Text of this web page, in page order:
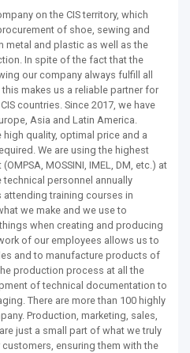
on the CIS territory, which
of shoe, sewing and
metal and plastic as well as the
In spite of the fact that the
our company always fulfill all
makes us a reliable partner for
countries. Since 2017, we have
Asia and Latin America.
high quality, optimal price and a
We are using the highest
MOSSINI, IMEL, DM, etc.) at
personnel annually
training courses in
we make and we use to
when creating and producing
of our employees allows us to
and to manufacture products of
production process at all the
of technical documentation to
There are more than 100 highly
Production, marketing, sales,
just a small part of what we truly
ensuring them with the